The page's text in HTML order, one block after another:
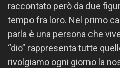
raccontato però da due
tempo fra loro. Nel primo
parla è una persona che
“dio” rappresenta tutte
rivolgiamo ogni giorno la